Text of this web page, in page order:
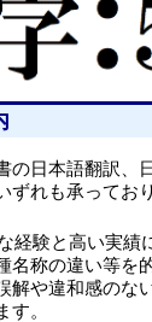
の日本語翻訳、
ずれも承ってお
経験と高い実績
名称の違い等を
解や違和感のな
。